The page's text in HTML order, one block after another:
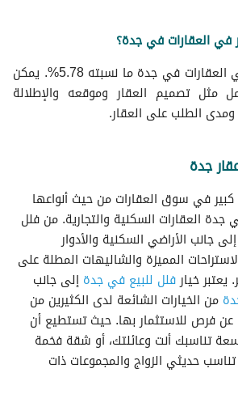
في العقارات في جدة؟
يبلغ عائد الاستثمار في العقارات في جدة ما نسبته 5.78%. يمكن
مثل تصميم العقار وموقعه والإطلالة
ومدى الطلب على العقار.
جدة
كبير في سوق العقارات من حيث أنواعها
العقارات السكنية والتجارية. من فلل
جانب الأراضي السكنية والأدوار
المميزة والشاليهات المطلة على
يعتبر خيارفلل للبيع في جدة إلى جانب
من الخيارات الشائعة لدى الكثيرين من
عن فرص للاستثمار بها. حيث تستطيع أن
تناسبك أنت وعائلتك، أو شقة فخمة
حديثي الزواج والمجموعات ذات